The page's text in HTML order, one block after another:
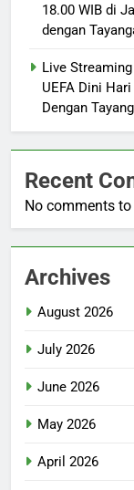
18.00 WIB di
dengan
Live
UEFA Dini
Dengan
Recent
No comments to
Archives
August 2026
July 2026
June 2026
May 2026
April 2026